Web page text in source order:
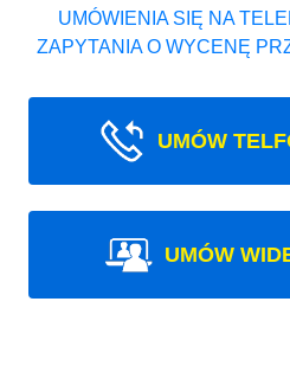
UMÓWIENIA SIĘ NA
ZAPYTANIA O WYCENĘ
UMÓW
UMÓW